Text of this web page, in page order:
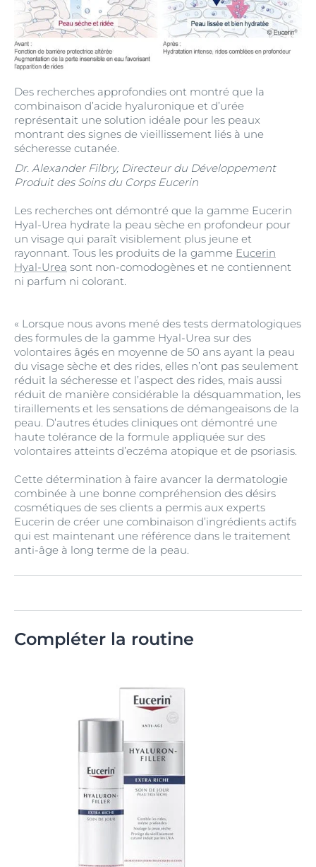
Des recherches approfondies ont montré que la
combinaison d’acide hyaluronique et d’urée
représentait une solution idéale pour les peaux
montrant des signes de vieillissement liés à une
sécheresse cutanée.
Dr. Alexander Filbry, Directeur du Développement
Produit des Soins du Corps Eucerin
Les recherches ont démontré que la gamme Eucerin
Hyal-Urea hydrate la peau sèche en profondeur pour
un visage qui paraît visiblement plus jeune et
rayonnant. Tous les produits de la gamme Eucerin
Hyal-Urea sont non-comodogènes et ne contiennent
ni parfum ni colorant.
« Lorsque nous avons mené des tests dermatologiques
des formules de la gamme Hyal-Urea sur des
volontaires âgés en moyenne de 50 ans ayant la peau
du visage sèche et des rides, elles n’ont pas seulement
réduit la sécheresse et l’aspect des rides, mais aussi
réduit de manière considérable la désquammation, les
tiraillements et les sensations de démangeaisons de la
peau. D’autres études cliniques ont démontré une
haute tolérance de la formule appliquée sur des
volontaires atteints d’eczéma atopique et de psoriasis.
Cette détermination à faire avancer la dermatologie
combinée à une bonne compréhension des désirs
cosmétiques de ses clients a permis aux experts
Eucerin de créer une combinaison d’ingrédients actifs
qui est maintenant une référence dans le traitement
anti-âge à long terme de la peau.
Compléter la routine